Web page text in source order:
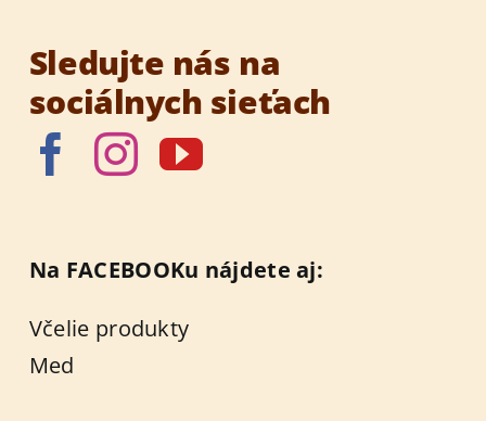
Sledujte nás na
sociálnych sieťach
Na FACEBOOKu nájdete aj:
Včelie produkty
Med